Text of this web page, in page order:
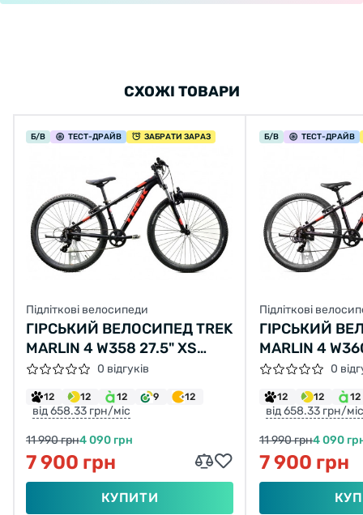
СХОЖІ ТОВАРИ
Б/В ТЕСТ-ДРАЙВ ЗАБРАТИ ЗАРАЗ
Підліткові велосипеди
ГІРСЬКИЙ ВЕЛОСИПЕД TREK
MARLIN 4 W358 27.5" XS
ЧОРНИЙ З ЧЕРВОНИМ Б/В
0 відгуків
12 12 12 9 12
від 658.33 грн/міс
11 990 грн4 090 грн
7 900 грн
КУПИТИ
Б/В ТЕСТ-ДРАЙВ
Підліткові
ГІРСЬКИЙ
MARLIN 4
ЧОРНИЙ З0
12 12 12
від 658.33 грн/міс
11 990 грн4 090
7 900 грн